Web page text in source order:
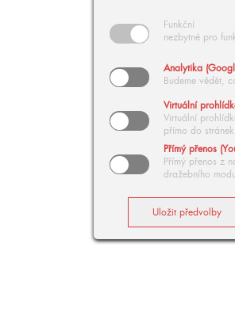
Funkční
nezbytné pro
Analytika
Budeme vědět,
Virtuální
Virtuální
přímo do stránek
Přímý přenos
Přímý přenos z
dražebního